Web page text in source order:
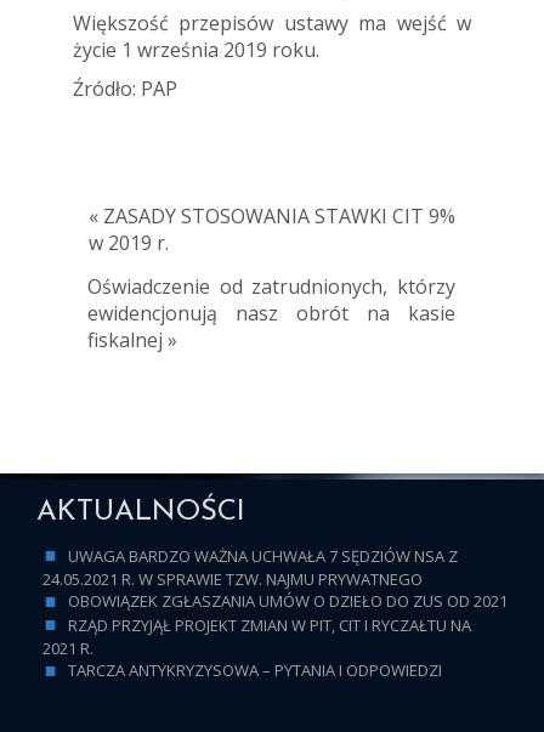
Większość przepisów ustawy ma wejść w
życie 1 września 2019 roku.
Źródło: PAP
« ZASADY STOSOWANIA STAWKI CIT 9%
w 2019 r.
Oświadczenie od zatrudnionych, którzy
ewidencjonują nasz obrót na kasie
fiskalnej »
AKTUALNOŚCI
UWAGA BARDZO WAŻNA UCHWAŁA 7 SĘDZIÓW NSA Z
24.05.2021 R. W SPRAWIE TZW. NAJMU PRYWATNEGO
OBOWIĄZEK ZGŁASZANIA UMÓW O DZIEŁO DO ZUS OD 2021
RZĄD PRZYJĄŁ PROJEKT ZMIAN W PIT, CIT I RYCZAŁTU NA
2021 R.
TARCZA ANTYKRYZYSOWA – PYTANIA I ODPOWIEDZI